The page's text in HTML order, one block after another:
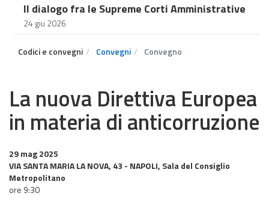
Il dialogo fra le Supreme Corti Amministrative
24 giu 2026
Codici e convegni Convegni Convegno
La nuova Direttiva Europea
in materia di anticorruzione
29 mag 2025
VIA SANTA MARIA LA NOVA, 43 - NAPOLI, Sala del Consiglio
Metropolitano
ore 9:30